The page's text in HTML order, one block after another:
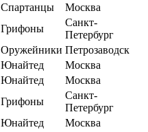
Спартанцы
Москва
Грифоны
Санкт-
Петербург
Оружейники Петрозаводск
Юнайтед
Москва
Юнайтед
Москва
Грифоны
Санкт-
Петербург
Юнайтед Москва